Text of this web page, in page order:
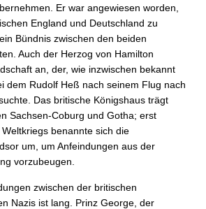
Er war angewiesen worden,
England und Deutschland zu
Bündnis zwischen den beiden
Auch der Herzog von Hamilton
an, der, wie inzwischen bekannt
dem Rudolf Heß nach seinem Flug nach
Das britische Königshaus trägt
Sachsen-Coburg und Gotha; erst
benannte sich die
um, um Anfeindungen aus der
vorzubeugen.
zwischen der britischen
Nazis ist lang. Prinz George, der